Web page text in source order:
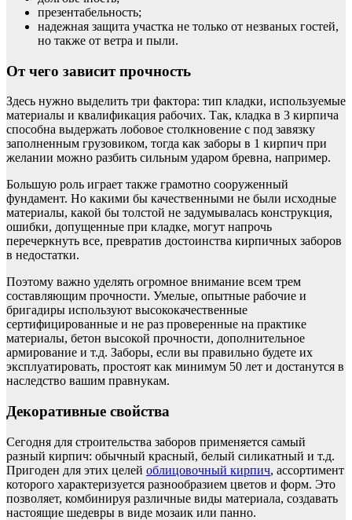
презентабельность;
надежная защита участка не только от незваных гостей,
но также от ветра и пыли.
От чего зависит прочность
Здесь нужно выделить три фактора: тип кладки, используемые
материалы и квалификация рабочих. Так, кладка в 3 кирпича
способна выдержать лобовое столкновение с под завязку
заполненным грузовиком, тогда как заборы в 1 кирпич при
желании можно разбить сильным ударом бревна, например.
Большую роль играет также грамотно сооруженный
фундамент. Но какими бы качественными не были исходные
материалы, какой бы толстой не задумывалась конструкция,
ошибки, допущенные при кладке, могут напрочь
перечеркнуть все, превратив достоинства кирпичных заборов
в недостатки.
Поэтому важно уделять огромное внимание всем трем
составляющим прочности. Умелые, опытные рабочие и
бригадиры используют высококачественные
сертифицированные и не раз проверенные на практике
материалы, бетон высокой прочности, дополнительное
армирование и т.д. Заборы, если вы правильно будете их
эксплуатировать, простоят как минимум 50 лет и достанутся в
наследство вашим правнукам.
Декоративные свойства
Сегодня для строительства заборов применяется самый
разный кирпич: обычный красный, белый силикатный и т.д.
Пригоден для этих целей облицовочный кирпич, ассортимент
которого характеризуется разнообразием цветов и форм. Это
позволяет, комбинируя различные виды материала, создавать
настоящие шедевры в виде мозаик или панно.